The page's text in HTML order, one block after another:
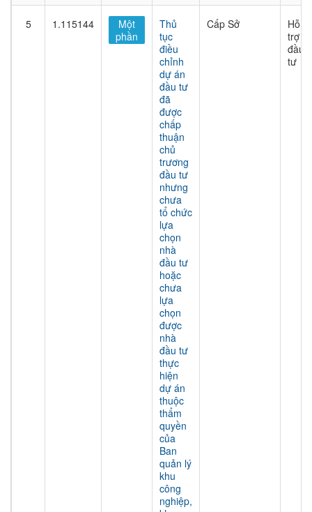
5 1.115144
Một
phần
Thủ
tục
điều
chỉnh
dự án
đầu tư
đã
được
chấp
thuận
chủ
trương
đầu tư
nhưng
chưa
tổ chức
lựa
chọn
nhà
đầu tư
hoặc
chưa
lựa
chọn
được
nhà
đầu tư
thực
hiện
dự án
thuộc
thẩm
quyền
của
Ban
quản lý
khu
công
nghiệp,
Cấp Sở
Hỗ
trợ
đầu
tư